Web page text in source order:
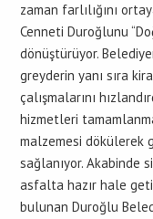
zaman farlılığını
Cenneti Duroğlunu
dönüştürüyor.
greyderin yanı sıra
çalışmalarını
hizmetleri
malzemesi dökülerek
sağlanıyor. Akabinde
asfalta hazır hale
bulunan Duroğlu